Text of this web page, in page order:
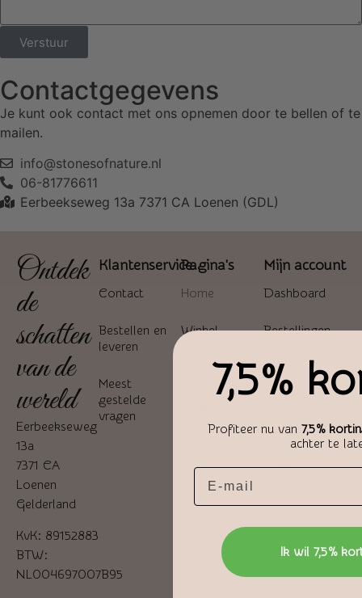
Verstuur
Contactgegevens
Je kunt ook contact met ons opnemen door te bellen of te
mailen.
info@stonesofnature.nl
06-81776611
Eerbeekseweg 13a 7371 CA Loenen (GDL)
Ontdek
de
schatten
van de
wereld
Eerbeekseweg
13a
7371 CA
Loenen
Gelderland
KvK: 89152883
BTW:
NL004697007B95
Klantenservice
Contact
Bestellen en
leveren
Meest
gestelde
vragen
Pagina's
Home
Winkel
Over ons
Mijn account
Dashboard
Bestellingen
Adressen
Wachtwoord
7,5%
Profiteer nu van 7,5%
achter te
Email
Ik wil 7,5%